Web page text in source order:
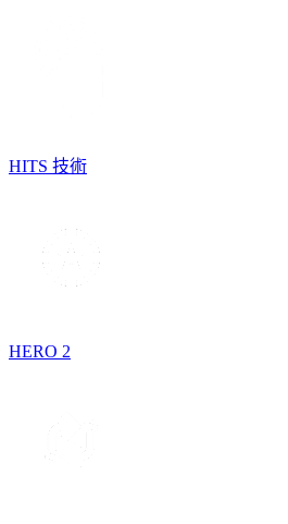
HITS 技術
HERO 2